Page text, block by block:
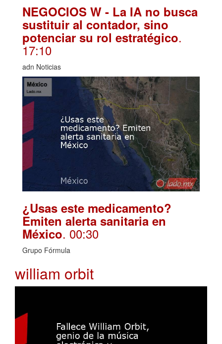
NEGOCIOS W - La IA no busca
sustituir al contador, sino
potenciar su rol estratégico.
17:10
adn Noticias
¿Usas este medicamento?
Emiten alerta sanitaria en
México. 00:30
Grupo Fórmula
william orbit